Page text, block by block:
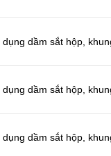
dầm sắt hộp,
dầm sắt hộp,
dầm sắt hộp,